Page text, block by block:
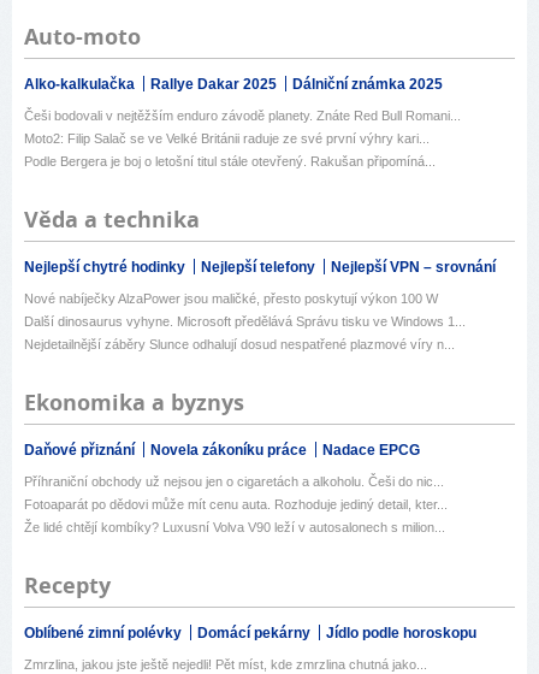
Auto-moto
Alko-kalkulačka Rallye Dakar 2025 Dálniční známka 2025
Češi bodovali v nejtěžším enduro závodě planety. Znáte Red Bull Romani...
Moto2: Filip Salač se ve Velké Británii raduje ze své první výhry kari...
Podle Bergera je boj o letošní titul stále otevřený. Rakušan připomíná...
Věda a technika
Nejlepší chytré hodinky Nejlepší telefony Nejlepší VPN – srovnání
Nové nabíječky AlzaPower jsou maličké, přesto poskytují výkon 100 W
Další dinosaurus vyhyne. Microsoft předělává Správu tisku ve Windows 1...
Nejdetailnější záběry Slunce odhalují dosud nespatřené plazmové víry n...
Ekonomika a byznys
Daňové přiznání Novela zákoníku práce Nadace EPCG
Příhraniční obchody už nejsou jen o cigaretách a alkoholu. Češi do nic...
Fotoaparát po dědovi může mít cenu auta. Rozhoduje jediný detail, kter...
Že lidé chtějí kombíky? Luxusní Volva V90 leží v autosalonech s milion...
Recepty
Oblíbené zimní polévky Domácí pekárny Jídlo podle horoskopu
Zmrzlina, jakou jste ještě nejedli! Pět míst, kde zmrzlina chutná jako...